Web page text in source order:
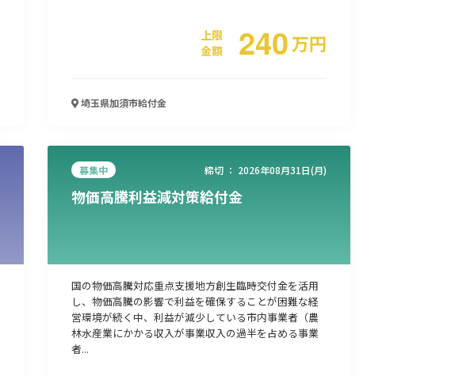
上限
金額
240万円
埼玉県加須市給付金
募集中 締切 ： 2026年08月31日(月)
物価高騰利益減対策給付金
国の物価高騰対応重点支援地方創生臨時交付金を活用
し、物価高騰の影響で利益を確保することが困難な経
営環境が続く中、利益が減少している市内事業者（農
林水産業にかかる収入が事業収入の過半を占める事業
者...